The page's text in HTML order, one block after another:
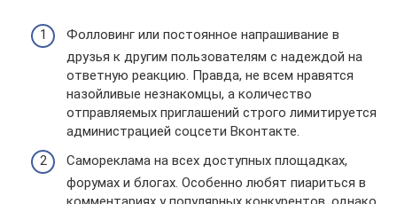
Фолловинг или постоянное напрашивание в
друзья к другим пользователям с надеждой на
ответную реакцию. Правда, не всем нравятся
назойливые незнакомцы, а количество
отправляемых приглашений строго лимитируется
администрацией соцсети Вконтакте.
Самореклама на всех доступных площадках,
форумах и блогах. Особенно любят пиариться в